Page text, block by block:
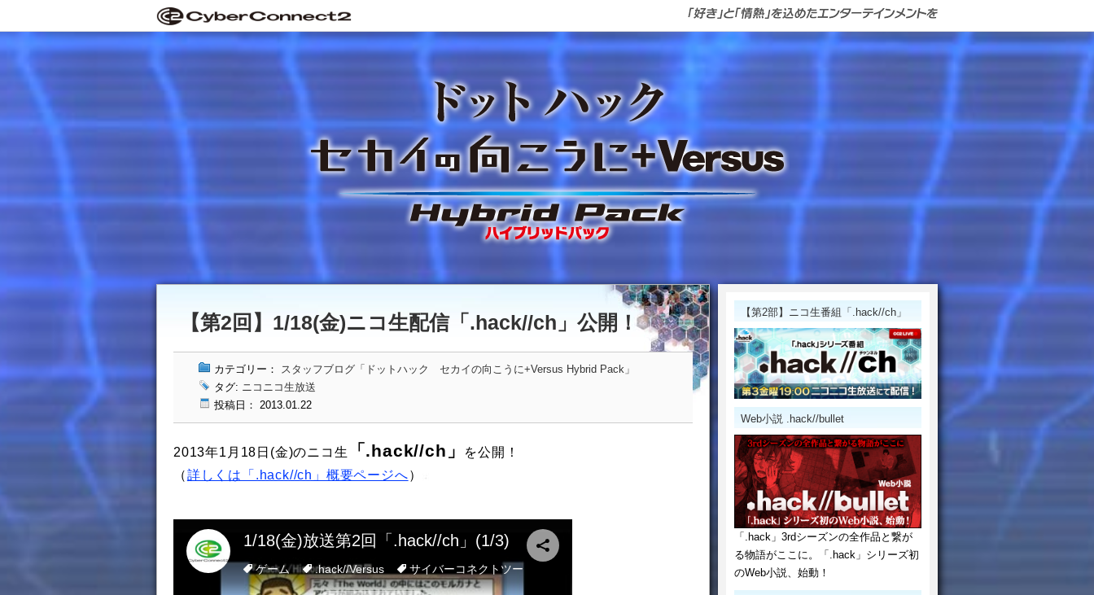
【第2回】1/18(金)ニコ生配信「.hack//ch」公開！
カテゴリー： スタッフブログ「ドットハック セカイの向こうに+Versus Hybrid Pack」
タグ: ニコニコ生放送
投稿日： 2013.01.22
2013年1月18日(金)のニコ生 「.hack//ch」
を公開！
（詳しくは「.hack//ch」概要ページへ）
【第2部】ニコ生番組「.hack//ch」
Web小説 .hack//bullet
「.hack」3rdシーズンの全作品と繋が
る物語がここに。「.hack」シリーズ初
のWeb小説、始動！